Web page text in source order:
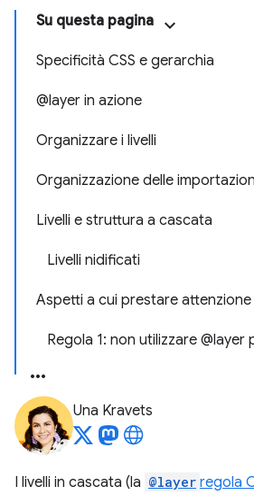
Su questa pagina
Specificità CSS e gerarchia
@layer in azione
Organizzare i livelli
Organizzazione delle
Livelli e struttura a cascata
Livelli nidificati
Aspetti a cui prestare attenzione
Regola 1: non utilizzare @layer
Una Kravets
I livelli in cascata (la @layer regola